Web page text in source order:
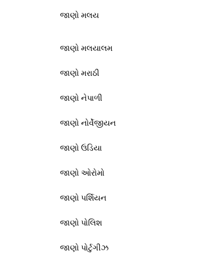
જાણો મલય
જાણો મલયાલમ
જાણો મરાઠી
જાણો નેપાળી
જાણો નોર્વેજીયન
જાણો ઉડિયા
જાણો ઓરોમો
જાણો પર્શિયન
જાણો પોલિશ
જાણો પોર્ટુગીઝ